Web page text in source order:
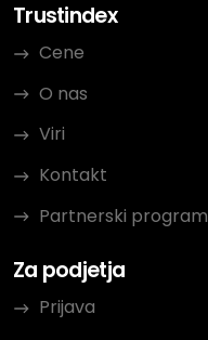
Trustindex
Cene
O nas
Viri
Kontakt
Partnerski program
Za podjetja
Prijava